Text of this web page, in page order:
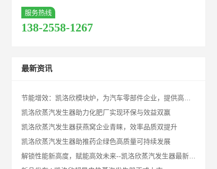
服务热线
138-2558-1267
最新资讯
凯洛欣蒸汽发生器助力化肥厂实现环保与效益双赢
凯洛欣蒸汽发生器获燕窝企业青睐，效率品质双提升
凯洛欣蒸汽发生器助推药企绿色高质量可持续发展
解锁性能新高度，赋能高效未来--凯洛欣蒸汽发生器最新升级汇总